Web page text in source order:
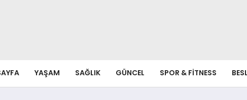
YAŞAM SAĞLIK GÜNCEL SPOR & FITNESS